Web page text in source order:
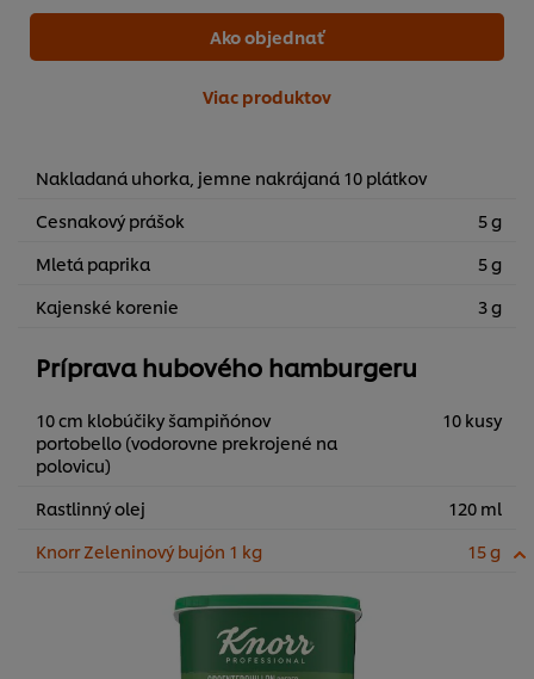
Ako objednať
Viac produktov
Nakladaná uhorka, jemne nakrájaná 10 plátkov
Cesnakový prášok
5 g
Mletá paprika
5 g
Kajenské korenie
3 g
Príprava hubového hamburgeru
10 cm klobúčiky šampiňónov
portobello (vodorovne prekrojené na
polovicu)
10 kusy
Rastlinný olej
120 ml
Knorr Zeleninový bujón 1 kg
15 g